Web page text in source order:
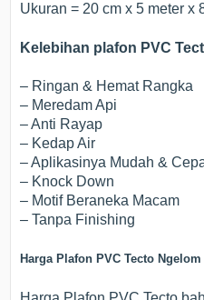
Ukuran = 20 cm x 5 meter x
Kelebihan plafon PVC
– Ringan & Hemat Rangka
– Meredam Api
– Anti Rayap
– Kedap Air
– Aplikasinya Mudah &
– Knock Down
– Motif Beraneka Macam
– Tanpa Finishing
Harga Plafon PVC Tecto